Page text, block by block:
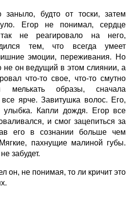
заныло, будто от тоски, затем
Егор не понимал, сердце
не реагировало на него,
тем, что всегда умеет
эмоции, переживания. Но
не он ведущий в этом слиянии, а
что-то свое, что-то смутно
мелькать образы, сначала
ярче. Завитушка волос. Его,
улыбка. Капли дождя. Егор все
и смог зацепиться за
его в сознании больше чем
пахнущие малиной губы.
забудет.
не понимая, то ли кричит это